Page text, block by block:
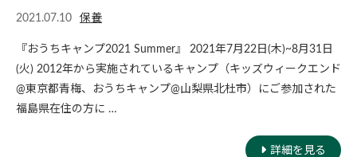
2021.07.10 保養
『おうちキャンプ2021 Summer』 2021年7月22日(木)~8月31日
(火) 2012年から実施されているキャンプ（キッズウィークエンド
@東京都青梅、おうちキャンプ@山梨県北杜市）にご参加された
福島県在住の方に …
詳細を見る